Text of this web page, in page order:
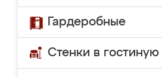
Гардеробные
Стенки в гостиную